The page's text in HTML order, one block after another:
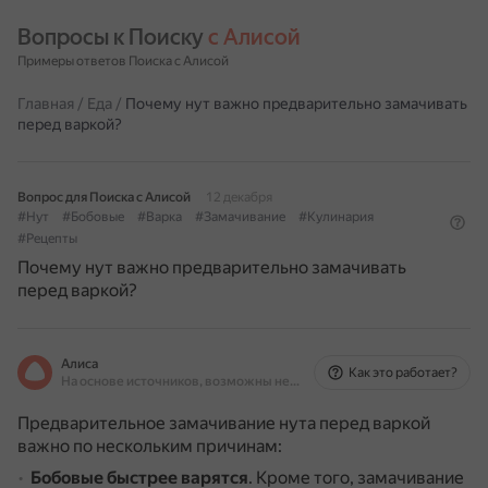
Вопросы к Поиску с Алисой
Примеры ответов Поиска с Алисой
Главная / Еда / Почему нут важно предварительно замачивать
перед варкой?
Вопрос для Поиска с Алисой
12 декабря
#Нут
#Бобовые #Варка #Замачивание
#Кулинария
#Рецепты
Почему нут важно предварительно замачивать
перед варкой?
Алиса
На основе источников, возможны неточности
Как это работает?
Предварительное замачивание нута перед варкой
важно по нескольким причинам:
Бобовые быстрее варятся. Кроме того, замачивание